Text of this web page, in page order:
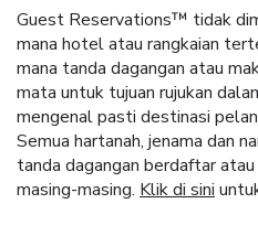
Guest Reservations™ tidak
mana hotel atau rangkaian
mana tanda dagangan atau
mata untuk tujuan rujukan
mengenal pasti destinasi
Semua hartanah, jenama dan
tanda dagangan berdaftar
masing-masing. Klik di sini